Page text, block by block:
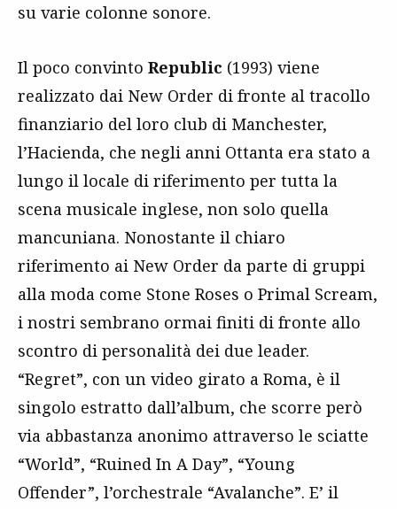
su varie colonne sonore.
Il poco convinto Republic (1993) viene
realizzato dai New Order di fronte al tracollo
finanziario del loro club di Manchester,
l’Hacienda, che negli anni Ottanta era stato a
lungo il locale di riferimento per tutta la
scena musicale inglese, non solo quella
mancuniana. Nonostante il chiaro
riferimento ai New Order da parte di gruppi
alla moda come Stone Roses o Primal Scream,
i nostri sembrano ormai finiti di fronte allo
scontro di personalità dei due leader.
“Regret”, con un video girato a Roma, è il
singolo estratto dall’album, che scorre però
via abbastanza anonimo attraverso le sciatte
“World”, “Ruined In A Day”, “Young
Offender”, l’orchestrale “Avalanche”. E’ il